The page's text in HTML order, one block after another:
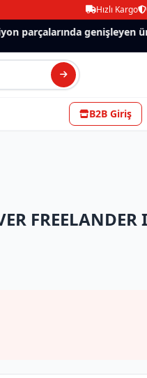
Hızlı Kargo
parçalarında genişleyen
B2B Giriş
FREELANDER